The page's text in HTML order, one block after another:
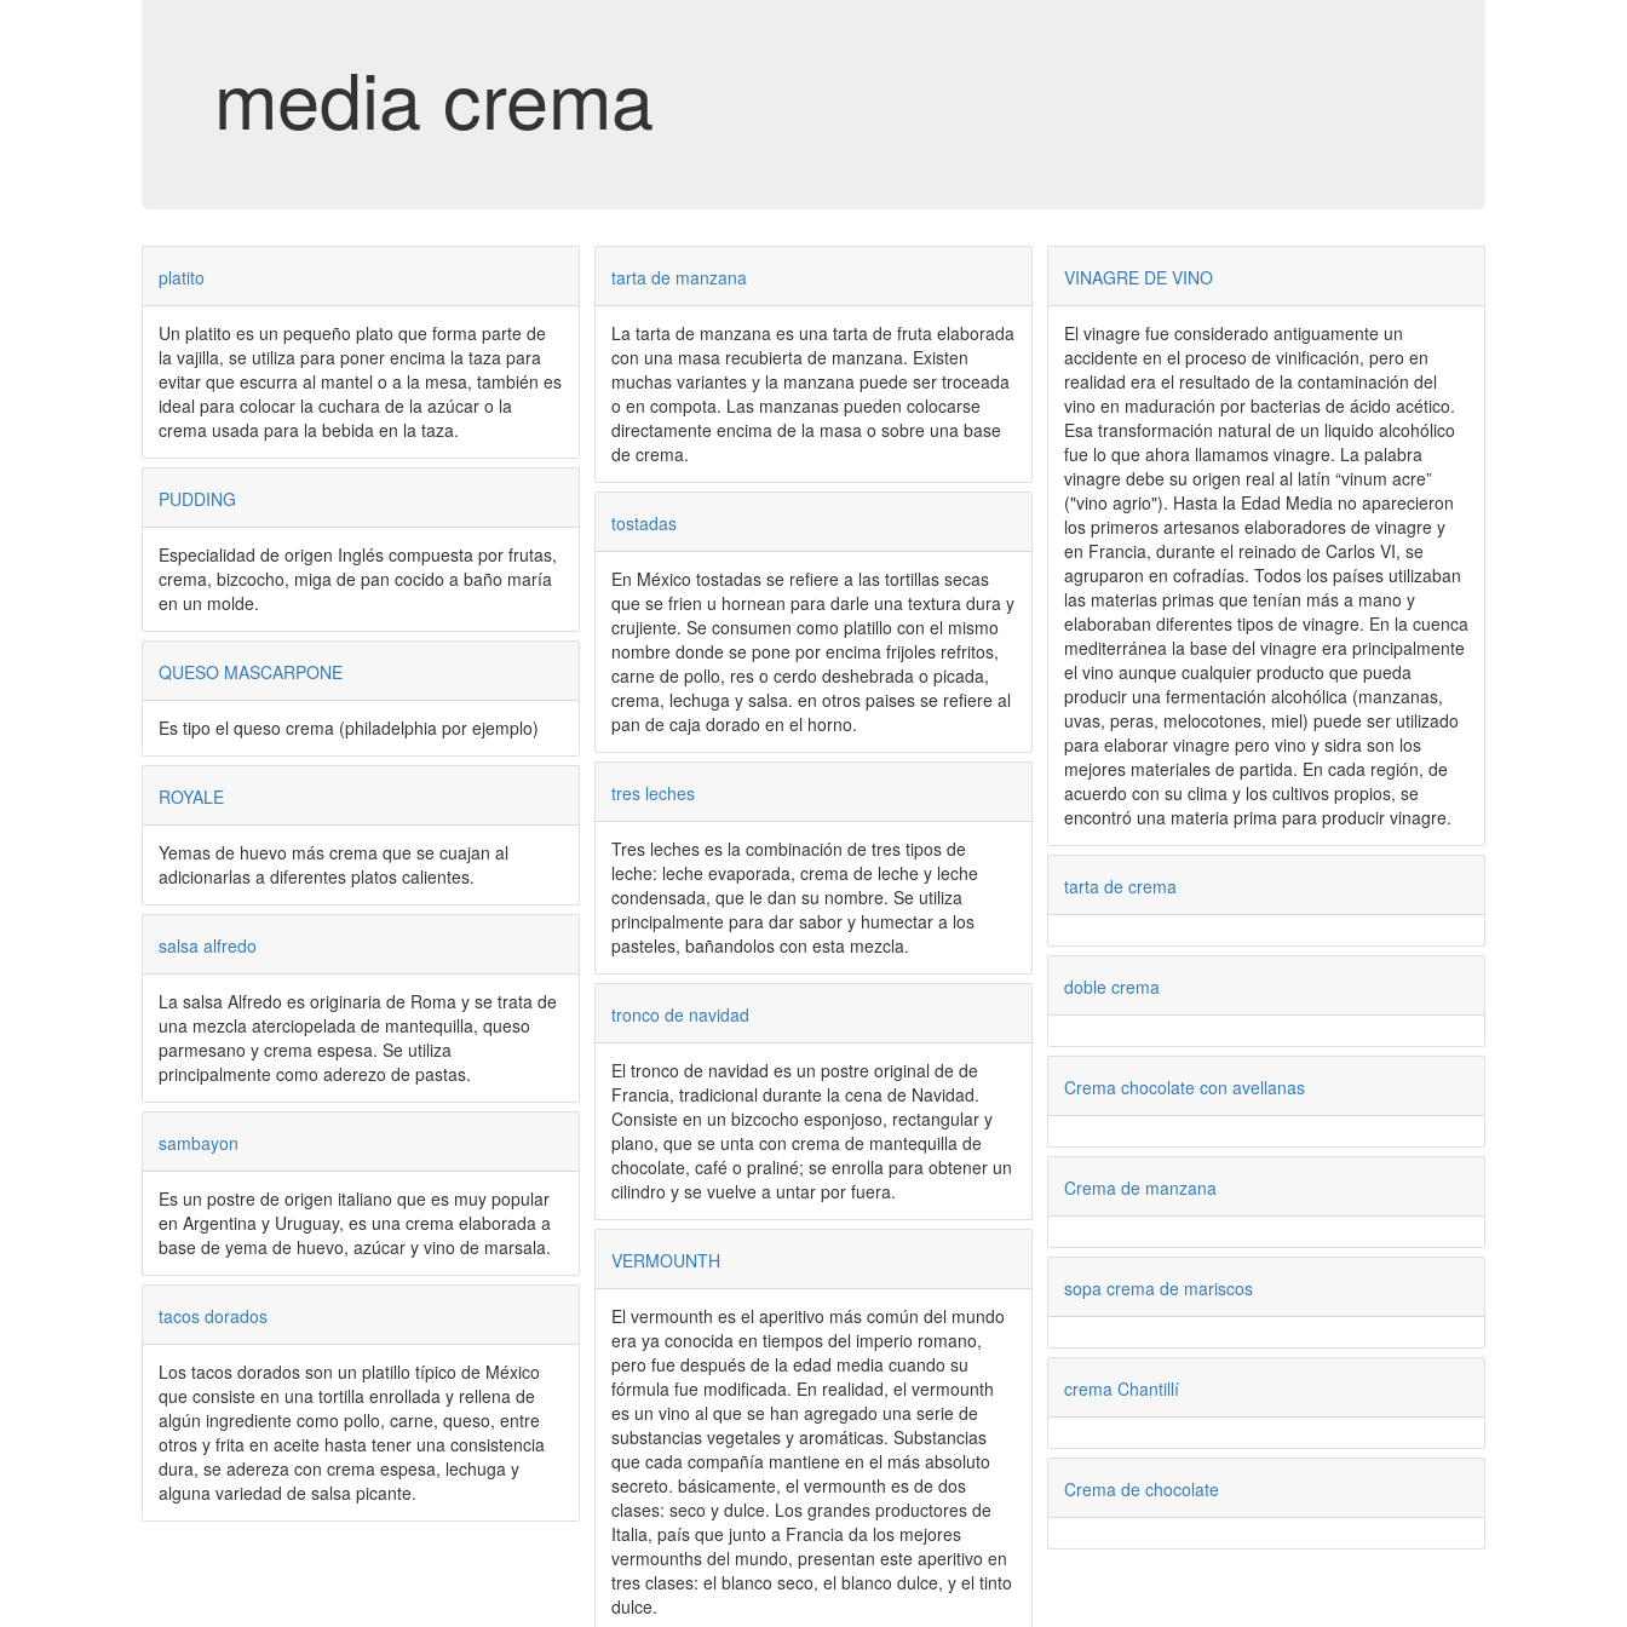
media crema
platito
Un platito es un pequeño plato que forma parte de
la vajilla, se utiliza para poner encima la taza para
evitar que escurra al mantel o a la mesa, también es
ideal para colocar la cuchara de la azúcar o la
crema usada para la bebida en la taza.
PUDDING
Especialidad de origen Inglés compuesta por frutas,
crema, bizcocho, miga de pan cocido a baño maría
en un molde.
QUESO MASCARPONE
Es tipo el queso crema (philadelphia por ejemplo)
ROYALE
Yemas de huevo más crema que se cuajan al
adicionarlas a diferentes platos calientes.
salsa alfredo
La salsa Alfredo es originaria de Roma y se trata de
una mezcla aterciopelada de mantequilla, queso
parmesano y crema espesa. Se utiliza
principalmente como aderezo de pastas.
sambayon
Es un postre de origen italiano que es muy popular
en Argentina y Uruguay, es una crema elaborada a
base de yema de huevo, azúcar y vino de marsala.
tacos dorados
Los tacos dorados son un platillo típico de México
que consiste en una tortilla enrollada y rellena de
algún ingrediente como pollo, carne, queso, entre
otros y frita en aceite hasta tener una consistencia
dura, se adereza con crema espesa, lechuga y
alguna variedad de salsa picante.
tarta de manzana
La tarta de manzana es una tarta de fruta elaborada
con una masa recubierta de manzana. Existen
muchas variantes y la manzana puede ser troceada
o en compota. Las manzanas pueden colocarse
directamente encima de la masa o sobre una base
de crema.
tostadas
En México tostadas se refiere a las tortillas secas
que se frien u hornean para darle una textura dura y
crujiente. Se consumen como platillo con el mismo
nombre donde se pone por encima frijoles refritos,
carne de pollo, res o cerdo deshebrada o picada,
crema, lechuga y salsa. en otros paises se refiere al
pan de caja dorado en el horno.
tres leches
Tres leches es la combinación de tres tipos de
leche: leche evaporada, crema de leche y leche
condensada, que le dan su nombre. Se utiliza
principalmente para dar sabor y humectar a los
pasteles, bañandolos con esta mezcla.
tronco de navidad
El tronco de navidad es un postre original de de
Francia, tradicional durante la cena de Navidad.
Consiste en un bizcocho esponjoso, rectangular y
plano, que se unta con crema de mantequilla de
chocolate, café o praliné; se enrolla para obtener un
cilindro y se vuelve a untar por fuera.
VERMOUNTH
El vermounth es el aperitivo más común del mundo
era ya conocida en tiempos del imperio romano,
pero fue después de la edad media cuando su
fórmula fue modificada. En realidad, el vermounth
es un vino al que se han agregado una serie de
substancias vegetales y aromáticas. Substancias
que cada compañía mantiene en el más absoluto
secreto. básicamente, el vermounth es de dos
clases: seco y dulce. Los grandes productores de
Italia, país que junto a Francia da los mejores
vermounths del mundo, presentan este aperitivo en
tres clases: el blanco seco, el blanco dulce, y el tinto
dulce.
VINAGRE DE VINO
El vinagre fue considerado antiguamente un
accidente en el proceso de vinificación, pero en
realidad era el resultado de la contaminación del
vino en maduración por bacterias de ácido acético.
Esa transformación natural de un liquido alcohólico
fue lo que ahora llamamos vinagre. La palabra
vinagre debe su origen real al latín “vinum acre”
("vino agrio"). Hasta la Edad Media no aparecieron
los primeros artesanos elaboradores de vinagre y
en Francia, durante el reinado de Carlos VI, se
agruparon en cofradías. Todos los países utilizaban
las materias primas que tenían más a mano y
elaboraban diferentes tipos de vinagre. En la cuenca
mediterránea la base del vinagre era principalmente
el vino aunque cualquier producto que pueda
producir una fermentación alcohólica (manzanas,
uvas, peras, melocotones, miel) puede ser utilizado
para elaborar vinagre pero vino y sidra son los
mejores materiales de partida. En cada región, de
acuerdo con su clima y los cultivos propios, se
encontró una materia prima para producir vinagre.
tarta de crema
doble crema
Crema chocolate con avellanas
Crema de manzana
sopa crema de mariscos
crema Chantillí
Crema de chocolate